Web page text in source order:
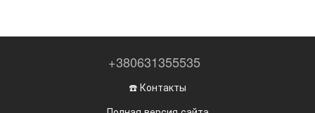
+380631355535
☎️ Контакты